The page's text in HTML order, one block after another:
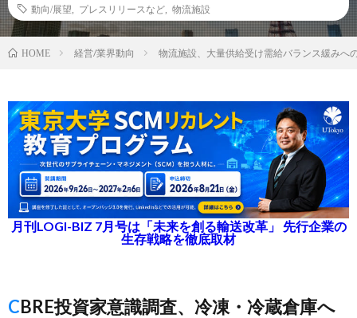
動向/展望
プレスリリースなど 物流施設
HOME 経営/業界動向 物流施設、大量供給受け需給バランス緩みへ
月刊LOGI-BIZ 7月号は「未来を創る輸送改革」 先行企業の
生存戦略を徹底取材
CBRE投資家意識調査、冷凍・冷蔵倉庫へ